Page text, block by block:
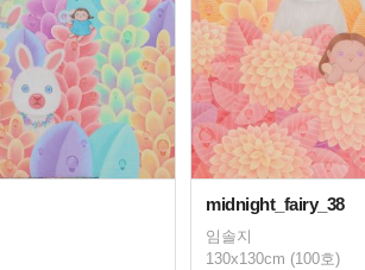
midnight_fairy_38
임솔지
130x130cm (100호)